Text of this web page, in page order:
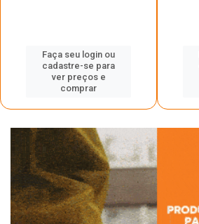
Faça seu login ou
cadastre-se para
ver preços e
comprar